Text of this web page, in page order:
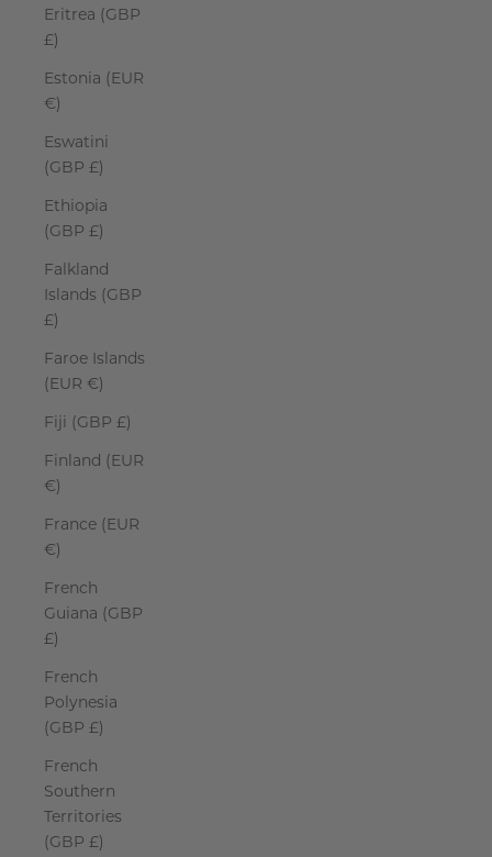
Eritrea (GBP
£)
Estonia (EUR
€)
Eswatini
(GBP £)
Ethiopia
(GBP £)
Falkland
Islands (GBP
£)
Faroe Islands
(EUR €)
Fiji (GBP £)
Finland (EUR
€)
France (EUR
€)
French
Guiana (GBP
£)
French
Polynesia
(GBP £)
French
Southern
Territories
(GBP £)